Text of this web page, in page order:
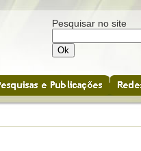
Pesquisar no site